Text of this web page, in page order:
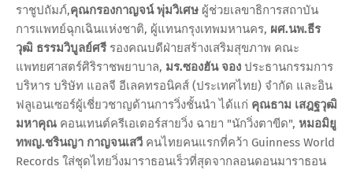
ราชูปถัมภ์,คุณกรองกาญจน์ พุ่มวิเศษ ผู้ช่วยเลขาธิการสถาบัน
การแพทย์ฉุกเฉินแห่งชาติ, ผู้แทนกรุงเทพมหานคร, ผศ.นพ.ธีร
วุฒิ ธรรมวิบูลย์ศรีรองคณบดีฝ่ายสร้างเสริมสุขภาพ คณะ
แพทยศาสตร์ศิริราชพยาบาล, มร.ซองฮัน จอง ประธานกรรมการ
บริหาร บริษัท แอลจี อีเลคทรอนิคส์ (ประเทศไทย) จำกัด และอิน
ฟลูเอนเซอร์ผู้เชี่ยวชาญด้านการวิ่งชั้นนำ ได้แก่ คุณธาม เสฎฐวุฒิ
มหาคุณ คอนเทนต์ครีเอเตอร์สายวิ่ง ฉายา "นักวิ่งตาขีด", หมอมิยู
ทพญ.ชรินญา กาญจนเสวี คนไทยคนแรกที่คว้า Guinness World
Records ใส่ชุดไทยวิ่งมาราธอนเร็วที่สุดจากลอนดอนมาราธอน